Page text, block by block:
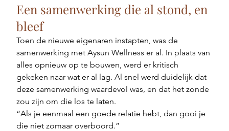
Een samenwerking die al stond, en
bleef
Toen de nieuwe eigenaren instapten, was de
samenwerking met Aysun Wellness er al. In plaats van
alles opnieuw op te bouwen, werd er kritisch
gekeken naar wat er al lag. Al snel werd duidelijk dat
deze samenwerking waardevol was, en dat het zonde
zou zijn om die los te laten.
“Als je eenmaal een goede relatie hebt, dan gooi je
die niet zomaar overboord.”